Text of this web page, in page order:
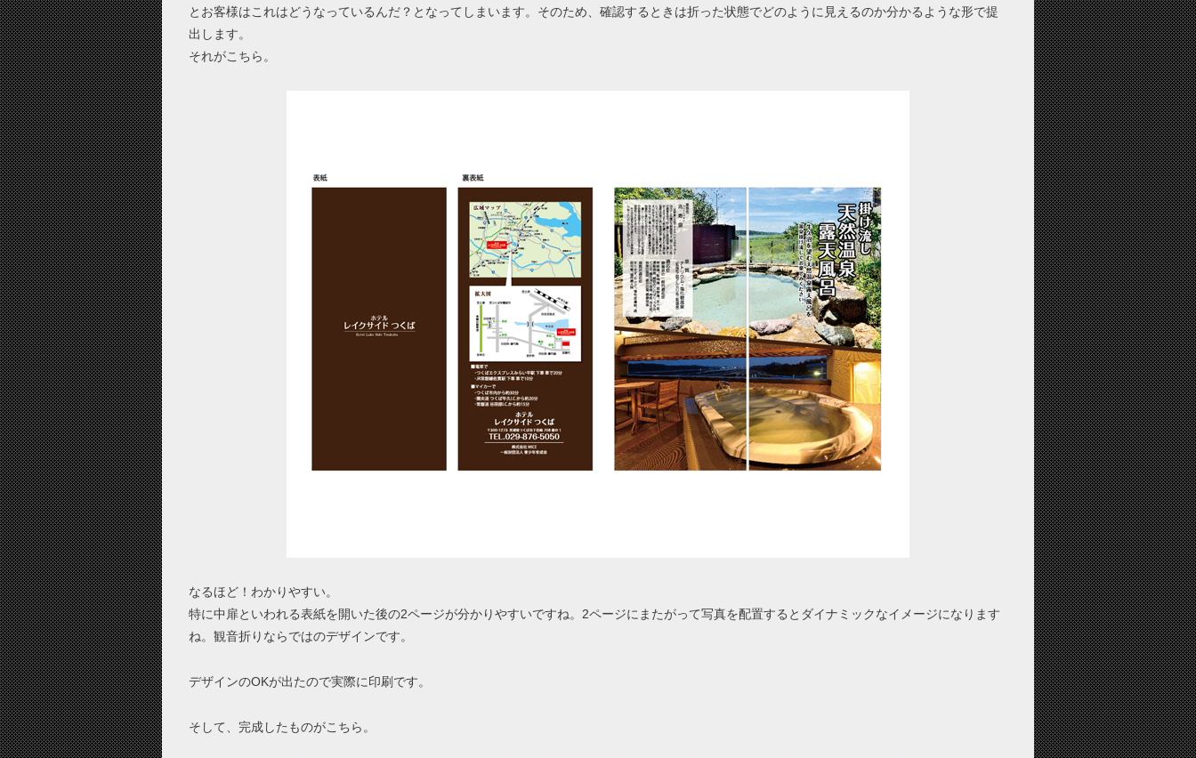
とお客様はこれはどうなっているんだ？となってしまいます。そのため、確認するときは折った状態でどのように見えるのか分かるような形で提
出します。
それがこちら。
なるほど！わかりやすい。
特に中扉といわれる表紙を開いた後の2ページが分かりやすいですね。2ページにまたがって写真を配置するとダイナミックなイメージになります
ね。観音折りならではのデザインです。
デザインのOKが出たので実際に印刷です。
そして、完成したものがこちら。